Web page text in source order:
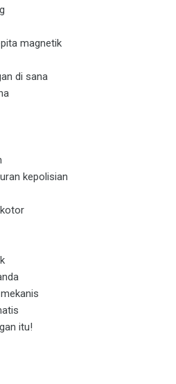
magnetik
di sana
kepolisian
itu!